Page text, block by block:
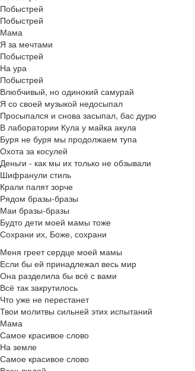
Побыстрей
Побыстрей
Мама
Я за мечтами
Побыстрей
На ура
Побыстрей
Влюбчивый, но одинокий самурай
Я со своей музыкой недосыпал
Просыпался и снова засыпал, бас дурю
В лаборатории Кула у майка акула
Буря не буря мы продолжаем тупа
Охота за косулей
Деньги - как мы их только не обзывали
Шифранули стиль
Крали палят зорче
Рядом бразы-бразы
Маи бразы-бразы
Будто дети моей мамы тоже
Сохрани их, Боже, сохрани
Меня греет сердце моей мамы
Если бы ей принадлежал весь мир
Она разделила бы всё с вами
Всё так закрутилось
Что уже не перестанет
Твои молитвы сильней этих испытаний
Мама
Самое красивое слово
На земле
Самое красивое слово